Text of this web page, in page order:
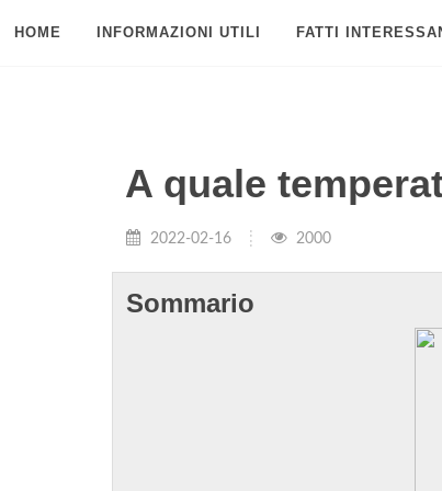
HOME INFORMAZIONI UTILI FATTI
A quale
2022-02-16 2000
Sommario